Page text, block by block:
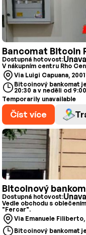
Bancomat Bitcoin
Dostupná hotovost:
V nákupním centru Rho
Via Luigi Capuana,
Bitcoinový bankomat
20:30 a v neděli od
Temporarily unavailable
Číst více
Bitcoinový
Dostupná hotovost:
Vedle obchodu s
"Fercar".
Via Emanuele
Bitcoinový bankomat